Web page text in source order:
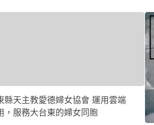
縣天主教愛德婦女協會 運用雲端
，服務大台東的婦女同胞